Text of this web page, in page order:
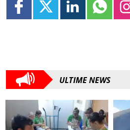
ULTIME NEWS